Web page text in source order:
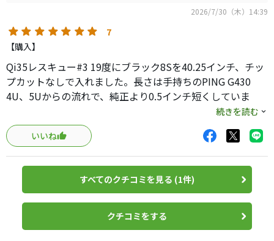
2026/7/30（木）14:39
7
【購入】
Qi35レスキュー#3 19度にブラック8Sを40.25インチ、チッ
プカットなしで入れました。長さは手持ちのPING G430
4U、5Uからの流れで、純正より0.5インチ短くしていま
ドライバーが26TRブラックと24ブラックの使い分けなの
で、全く違和感はありません。しなり感は24ブラックと同
じで、手元から先がしなやかに戻ってきます。ボールに対し
て適正にヘッドが当たるので、純正ディアマナTM70で感じ
た先端の頼りなさ、ヘッドが垂れてダブり、ボールが散ら
かることは無くなりました。
打ち出しは若干低くなりますが、飛距離はロフトなりにし
っかり出ています。ユーティリティにありがちな引っ掛けの
続きを読む
いいね
すべてのクチコミを見る (1件)
クチコミをする